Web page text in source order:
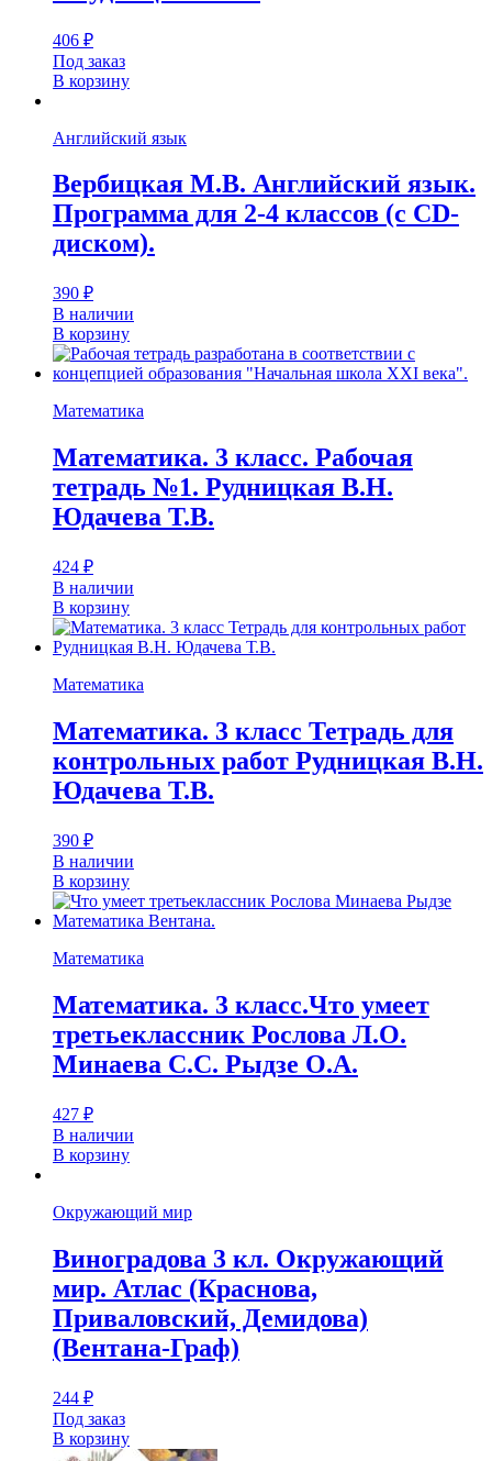
406 ₽
Под заказ
В корзину
Английский язык
Вербицкая М.В. Английский язык.
Программа для 2-4 классов (с CD-
диском).
390 ₽
В наличии
В корзину
Математика
Математика. 3 класс. Рабочая
тетрадь №1. Рудницкая В.Н.
Юдачева Т.В.
424 ₽
В наличии
В корзину
Математика
Математика. 3 класс Тетрадь для
контрольных работ Рудницкая В.Н.
Юдачева Т.В.
390 ₽
В наличии
В корзину
Математика
Математика. 3 класс.Что умеет
третьеклассник Рослова Л.О.
Минаева С.С. Рыдзе О.А.
427 ₽
В наличии
В корзину
Окружающий мир
Виноградова 3 кл. Окружающий
мир. Атлас (Краснова,
Приваловский, Демидова)
(Вентана-Граф)
244 ₽
Под заказ
В корзину